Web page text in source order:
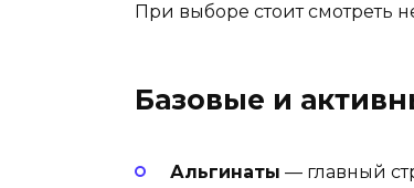
При выборе стоит смотреть
Базовые и
Альгинаты — главный